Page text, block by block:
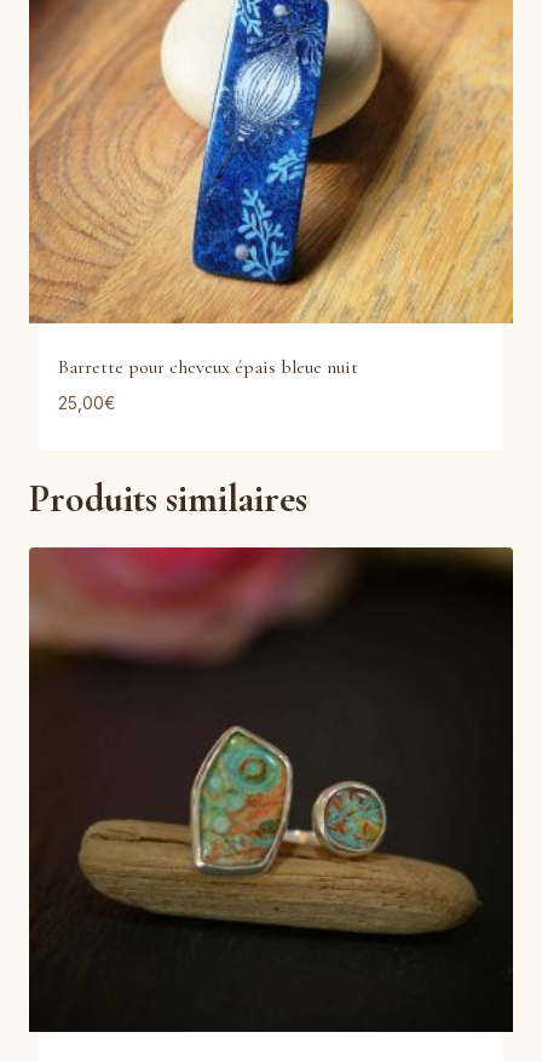
Barrette pour cheveux épais bleue nuit
25,00€
Produits similaires